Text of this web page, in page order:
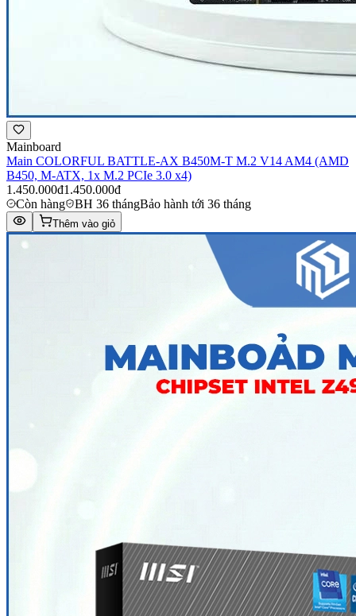
Mainboard
Main COLORFUL BATTLE-AX B450M-T M.2 V14 AM4 (AMD
B450, M-ATX, 1x M.2 PCIe 3.0 x4)
1.450.000đ1.450.000đ
Còn hàng
BH 36 thángBảo hành tới 36 tháng
Thêm vào giỏ